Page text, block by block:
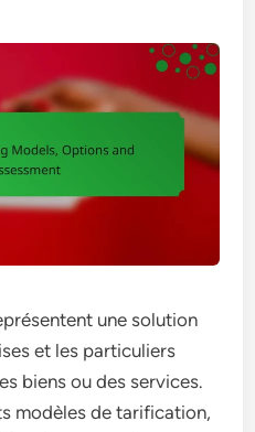
une solution
et les particuliers
biens ou des services.
modèles de tarification,